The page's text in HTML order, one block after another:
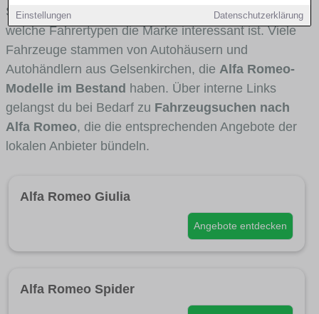
Einstellungen Datenschutzerklärung
Stadt- und Umlandverkehr zu sehen sind und für
welche Fahrertypen die Marke interessant ist. Viele
Fahrzeuge stammen von Autohäusern und
Autohändlern aus Gelsenkirchen, die Alfa Romeo-
Modelle im Bestand haben. Über interne Links
gelangst du bei Bedarf zu Fahrzeugsuchen nach
Alfa Romeo, die die entsprechenden Angebote der
lokalen Anbieter bündeln.
Alfa Romeo Giulia
Angebote entdecken
Alfa Romeo Spider